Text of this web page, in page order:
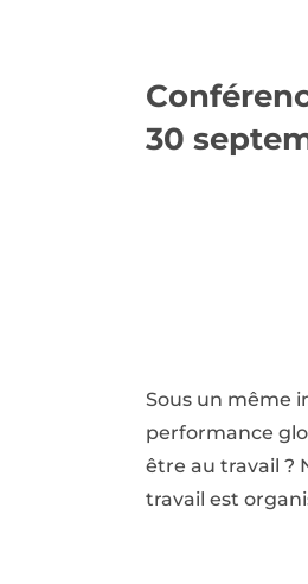
30
Sous un même
performance
être au travail ?
travail est